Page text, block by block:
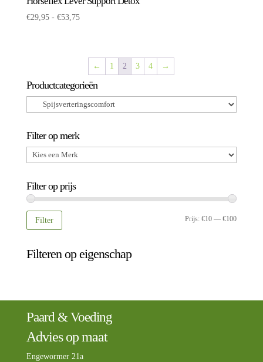
€29,95 - €53,75Prijsklasse:
€53,75
←
1 2 3 4 →
Productcategorieën
Filter op merk
Filter op prijs
Min.
Max.
Filter Prijs:€10 —€100
Filteren op eigenschap
Paard & Voeding
Advies op maat
Engewormer 21a